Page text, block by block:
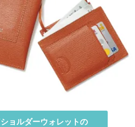
ョルダーウォレットの